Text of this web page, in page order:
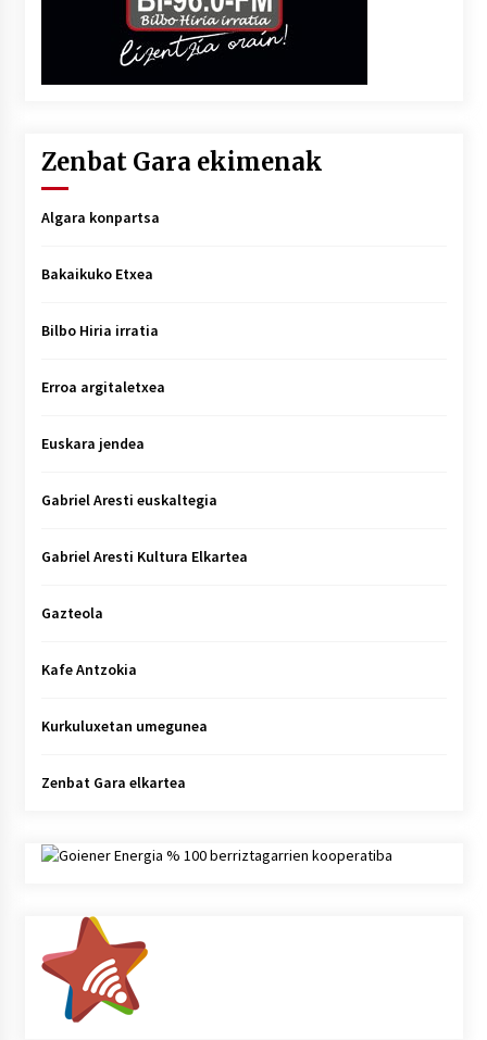
Zenbat Gara ekimenak
Algara konpartsa
Bakaikuko Etxea
Bilbo Hiria irratia
Erroa argitaletxea
Euskara jendea
Gabriel Aresti euskaltegia
Gabriel Aresti Kultura Elkartea
Gazteola
Kafe Antzokia
Kurkuluxetan umegunea
Zenbat Gara elkartea